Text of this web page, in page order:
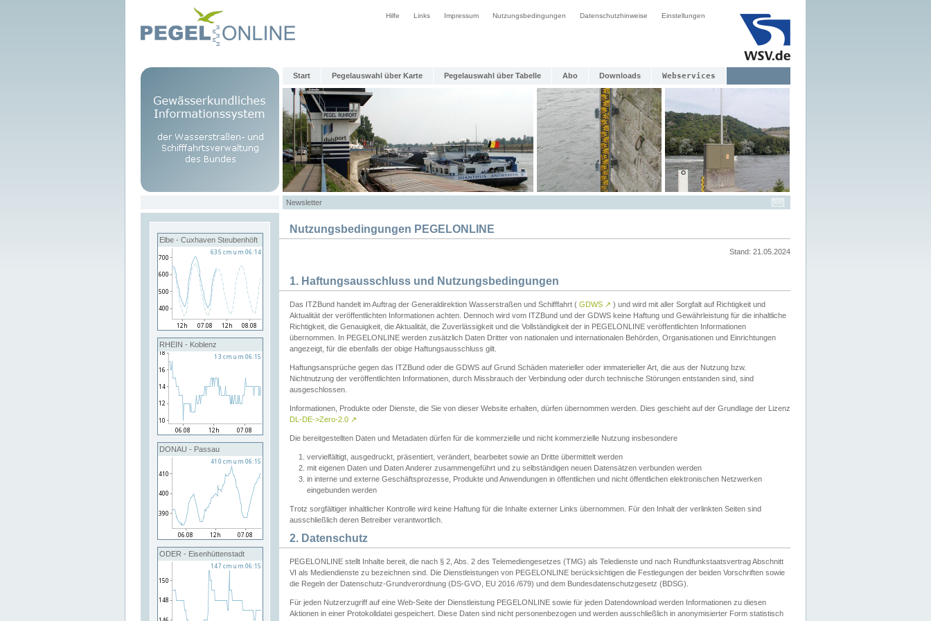
Hilfe Links Impressum Nutzungsbedingungen Datenschutzhinweise Einstellungen
Start Pegelauswahl über Karte Pegelauswahl über Tabelle Abo Downloads Webservices
Newsletter
Elbe - Cuxhaven Steubenhöft
RHEIN - Koblenz
DONAU - Passau
ODER - Eisenhüttenstadt
Nutzungsbedingungen PEGELONLINE
Stand: 21.05.2024
1. Haftungsausschluss und Nutzungsbedingungen
Das ITZBund handelt im Auftrag der Generaldirektion Wasserstraßen und Schifffahrt ( GDWS ↗ ) und wird mit aller Sorgfalt auf Richtigkeit und
Aktualität der veröffentlichten Informationen achten. Dennoch wird vom ITZBund und der GDWS keine Haftung und Gewährleistung für die inhaltliche
Richtigkeit, die Genauigkeit, die Aktualität, die Zuverlässigkeit und die Vollständigkeit der in PEGELONLINE veröffentlichten Informationen
übernommen. In PEGELONLINE werden zusätzlich Daten Dritter von nationalen und internationalen Behörden, Organisationen und Einrichtungen
angezeigt, für die ebenfalls der obige Haftungsausschluss gilt.
Haftungsansprüche gegen das ITZBund oder die GDWS auf Grund Schäden materieller oder immaterieller Art, die aus der Nutzung bzw.
Nichtnutzung der veröffentlichten Informationen, durch Missbrauch der Verbindung oder durch technische Störungen entstanden sind, sind
ausgeschlossen.
Informationen, Produkte oder Dienste, die Sie von dieser Website erhalten, dürfen übernommen werden. Dies geschieht auf der Grundlage der Lizenz
DL-DE->Zero-2.0 ↗
Die bereitgestellten Daten und Metadaten dürfen für die kommerzielle und nicht kommerzielle Nutzung insbesondere
vervielfältigt, ausgedruckt, präsentiert, verändert, bearbeitet sowie an Dritte übermittelt werden
mit eigenen Daten und Daten Anderer zusammengeführt und zu selbständigen neuen Datensätzen verbunden werden
in interne und externe Geschäftsprozesse, Produkte und Anwendungen in öffentlichen und nicht öffentlichen elektronischen Netzwerken
eingebunden werden
Trotz sorgfältiger inhaltlicher Kontrolle wird keine Haftung für die Inhalte externer Links übernommen. Für den Inhalt der verlinkten Seiten sind
ausschließlich deren Betreiber verantwortlich.
2. Datenschutz
PEGELONLINE stellt Inhalte bereit, die nach § 2, Abs. 2 des Telemediengesetzes (TMG) als Teledienste und nach Rundfunkstaatsvertrag Abschnitt
VI als Mediendienste zu bezeichnen sind. Die Dienstleistungen von PEGELONLINE berücksichtigen die Festlegungen der beiden Vorschriften sowie
die Regeln der Datenschutz-Grundverordnung (DS-GVO, EU 2016 /679) und dem Bundesdatenschutzgesetz (BDSG).
Für jeden Nutzerzugriff auf eine Web-Seite der Dienstleistung PEGELONLINE sowie für jeden Datendownload werden Informationen zu diesen
Aktionen in einer Protokolldatei gespeichert. Diese Daten sind nicht personenbezogen und werden ausschließlich in anonymisierter Form statistisch